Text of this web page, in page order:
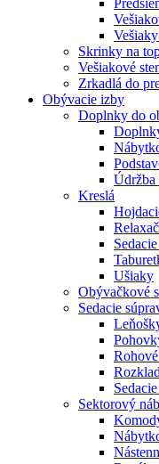
Skrinky na
Vešiakové
Zrkadlá do
Obývacie izby
Doplnky do
Údržba
Kreslá
Ušiaky
Obývačkové
Sedacie
Sektorový